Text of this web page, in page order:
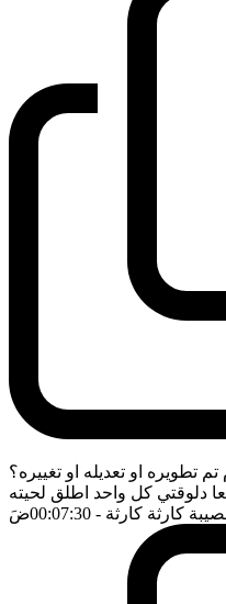
تطويره او تعديله او تغييره؟
دلوقتي كل واحد اطلق لحيته
كارثة كارثة - 00:07:30 ضَ